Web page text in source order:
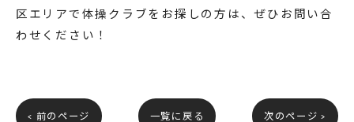
区エリアで体操クラブをお探しの方は、ぜひお問い合
わせください！
< 前のページ 一覧に戻る 次のページ >